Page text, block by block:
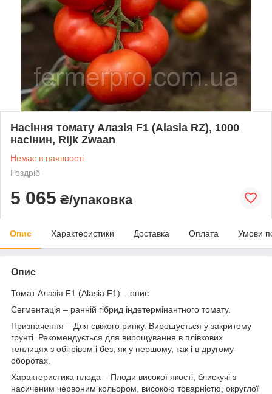
Насіння томату Алазія F1 (Alasia RZ), 1000
насінин, Rijk Zwaan
Немає в наявності
Роздріб
5 065 ₴/упаковка
Опис Характеристики Доставка Оплата Умови
Опис
Томат Алазія F1 (Alasia F1) – опис:
Сегментація – ранній гібрид індетермінантного томату.
Призначення – Для свіжого ринку. Вирощується у закритому
грунті. Рекомендується для вирощування в плівкових
теплицях з обігрівом і без, як у першому, так і в другому
оборотах.
Характеристика плода – Плоди високої якості, блискучі з
насиченим червоним кольором, високою товарністю, округлої